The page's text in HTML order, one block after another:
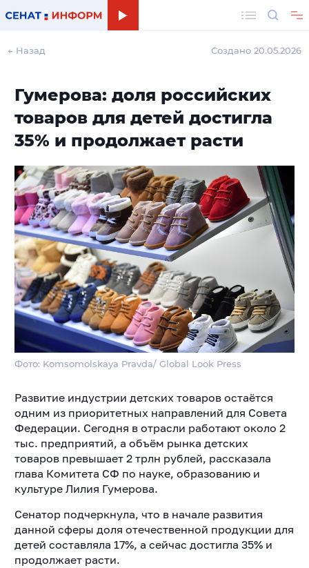
← Назад Создано 20.05.2026
Гумерова: доля российских
товаров для детей достигла
35% и продолжает расти
Фото: Komsomolskaya Pravda/ Global Look Press
Развитие индустрии детских товаров остаётся
одним из приоритетных направлений для Совета
Федерации. Сегодня в отрасли работают около 2
тыс. предприятий, а объём рынка детских
товаров превышает 2 трлн рублей, рассказала
глава Комитета СФ по науке, образованию и
культуре Лилия Гумерова.
Сенатор подчеркнула, что в начале развития
данной сферы доля отечественной продукции для
детей составляла 17%, а сейчас достигла 35% и
продолжает расти.